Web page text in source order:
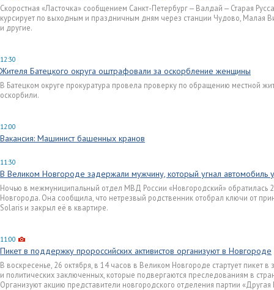
Скоростная «Ласточка» сообщением Санкт-Петербург — Валдай — Старая
курсирует по выходным и праздничным дням через станции Чудово, Малая
и другие.
12:30
Жителя Батецкого округа оштрафовали за оскорбление женщины
В Батецком округе прокуратура провела проверку по обращению местной
оскорбили.
12:00
Вакансия: Машинист башенных кранов
11:30
В Великом Новгороде задержали мужчину, который угнал автомобиль
Ночью в межмуниципальный отдел МВД России «Новгородский» обратилась
Новгорода. Она сообщила, что нетрезвый родственник отобрал ключи от
Solaris и закрыл её в квартире.
11:00
Пикет в поддержку пророссийских активистов организуют в Новгороде
В воскресенье, 26 октября, в 14 часов в Великом Новгороде стартует пикет
и политических заключенных, которые подвергаются преследованиям в
Организуют акцию представители новгородского отделения партии